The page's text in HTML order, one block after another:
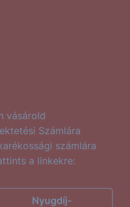
vásárold
Számlára
számlára
a linkekre:
Nyugdíj-